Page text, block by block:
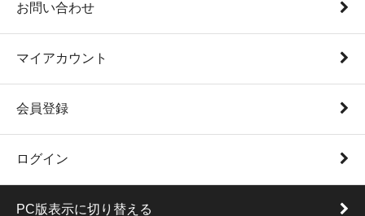
お問い合わせ
マイアカウント
会員登録
ログイン
PC版表示に切り替える